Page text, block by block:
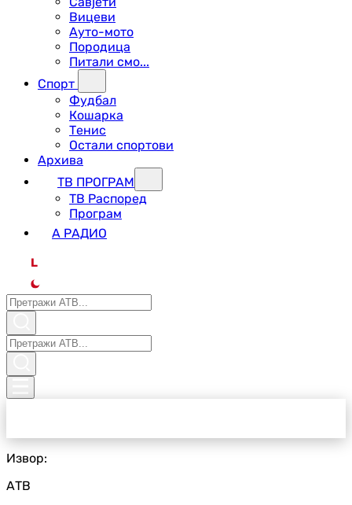
Вицеви
Ауто-мото
Породица
Питали смо...
Спорт
Фудбал
Кошарка
Тенис
Остали спортови
Архива
ТВ ПРОГРАМ
ТВ Распоред
Програм
А РАДИО
L
Извор:
АТВ